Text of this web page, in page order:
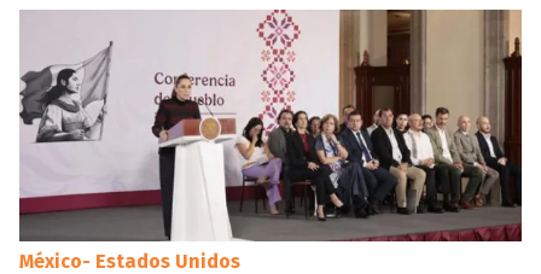
México- Estados Unidos